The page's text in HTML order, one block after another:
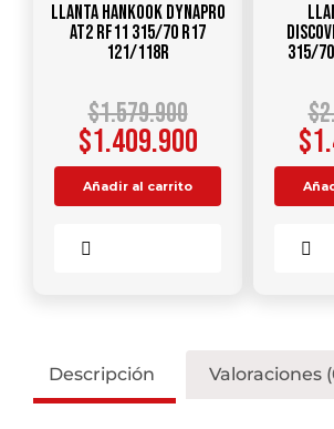
Llanta HANKOOK Dynapro
AT2 RF11 315/70 R17
121/118R
$1.579.900
$1.409.900
Añadir al carrito
315/
$
$
Descripción Valoraciones